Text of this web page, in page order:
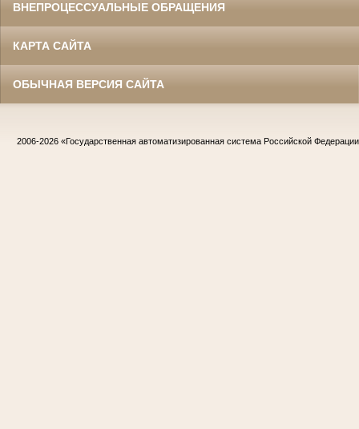
ВНЕПРОЦЕССУАЛЬНЫЕ ОБРАЩЕНИЯ
КАРТА САЙТА
ОБЫЧНАЯ ВЕРСИЯ САЙТА
2006-2026 «Государственная автоматизированная система Российской